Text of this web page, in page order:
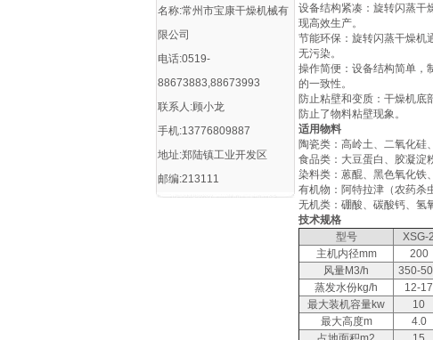
名称:常州市宝康干燥机械有
限公司
电话:0519-
88673883,88673993
联系人:顾小龙
手机:13776809887
地址:郑陆镇工业开发区
邮编:213111
设备结构紧凑‌：旋转闪蒸干
现高效生产‌。
节能环保‌：旋转闪蒸干燥机
无污染‌。
操作简便‌：设备结构简单，
的一致性‌。
防止粘壁和变质‌：干燥机底
防止了物料粘壁现象‌。
适用物料
陶瓷类：高岭土、二氧化硅
食品类：大豆蛋白、胶凝淀
染料类：蒽醌、黑色氧化铁
有机物：阿特拉津（农药杀
无机类：硼酸、碳酸钙、氢
技术规格
型号
XSG-2
主机内径mm
200
风量M3/h
350-
蒸发水份kg/h
12-17
最大装机容量kw
10
最大高度m
4.0